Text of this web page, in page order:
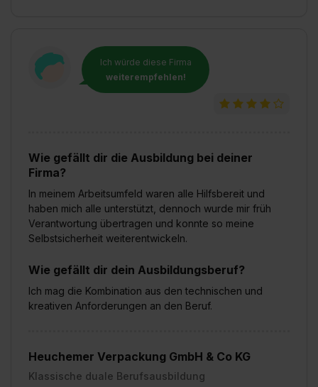
Ich würde diese Firma
weiterempfehlen!
Wie gefällt dir die Ausbildung bei deiner
Firma?
In meinem Arbeitsumfeld waren alle Hilfsbereit und
haben mich alle unterstützt, dennoch wurde mir früh
Verantwortung übertragen und konnte so meine
Selbstsicherheit weiterentwickeln.
Wie gefällt dir dein Ausbildungsberuf?
Ich mag die Kombination aus den technischen und
kreativen Anforderungen an den Beruf.
Heuchemer Verpackung GmbH & Co KG
Klassische duale Berufsausbildung